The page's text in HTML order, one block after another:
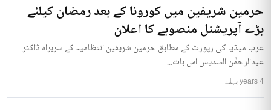
حرمین شریفین میں کورونا کے بعد رمضان کیلئے
بڑے آپریشنل منصوبے کا اعلان
عرب میڈیا کی رپورٹ کے مطابق حرمین شریفین انتظامیہ کے سربراہ ڈاکٹر
عبدالرحمٰن السدیس اس بات...
4 years پہلے